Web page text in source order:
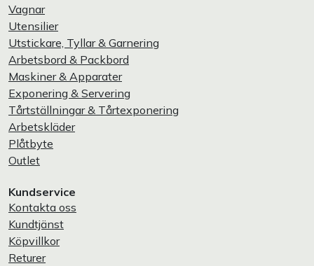
Vagnar
Utensilier
Utstickare, Tyllar & Garnering
Arbetsbord & Packbord
Maskiner & Apparater
Exponering & Servering
Tårtställningar & Tårtexponering
Arbetskläder
Plåtbyte
Outlet
Kundservice
Kontakta oss
Kundtjänst
Köpvillkor
Returer